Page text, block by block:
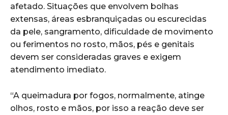
afetado. Situações que envolvem bolhas
extensas, áreas esbranquiçadas ou escurecidas
da pele, sangramento, dificuldade de movimento
ou ferimentos no rosto, mãos, pés e genitais
devem ser consideradas graves e exigem
atendimento imediato.
“A queimadura por fogos, normalmente, atinge
olhos, rosto e mãos, por isso a reação deve ser